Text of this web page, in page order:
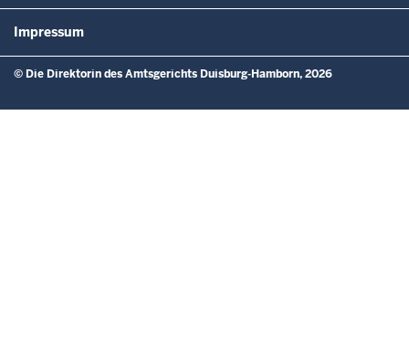
Impressum
© Die Direktorin des Amtsgerichts Duisburg-Hamborn, 2026